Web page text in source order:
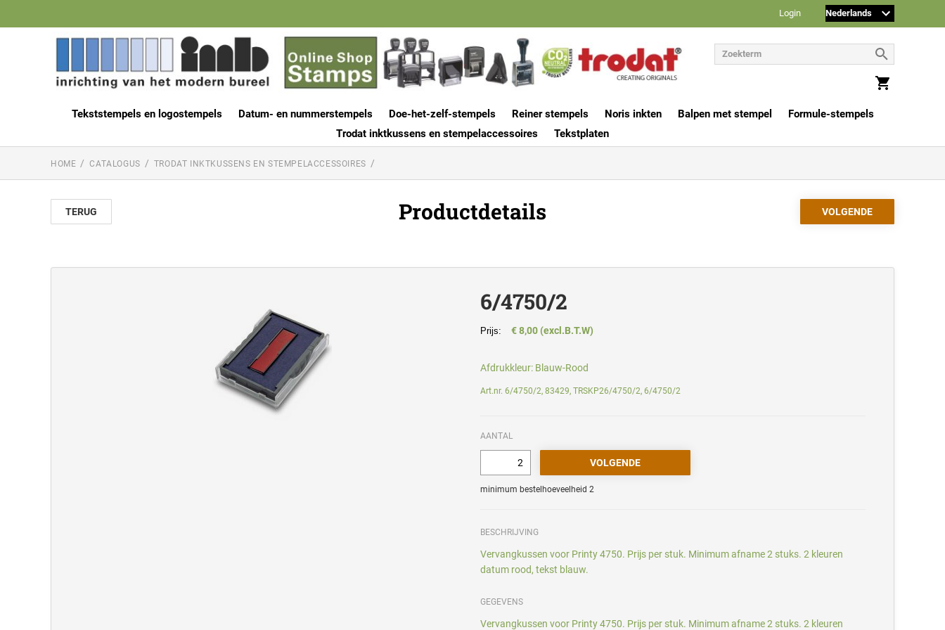
Login
Tekststempels en logostempels Datum- en nummerstempels Doe-het-zelf-stempels Reiner stempels Noris inkten Balpen met stempel
Formule-stempels
Trodat inktkussens en stempelaccessoires
Tekstplaten
HOME CATALOGUS TRODAT INKTKUSSENS EN STEMPELACCESSOIRES
TERUG Productdetails
6/4750/2
Prijs: € 8,00 (excl.B.T.W)
Afdrukkleur: Blauw-Rood
Art.nr. 6/4750/2, 83429, TRSKP26/4750/2, 6/4750/2
AANTAL
minimum bestelhoeveelheid 2
BESCHRIJVING
Vervangkussen voor Printy 4750. Prijs per stuk. Minimum afname 2 stuks. 2 kleuren
datum rood, tekst blauw.
GEGEVENS
Vervangkussen voor Printy 4750. Prijs per stuk. Minimum afname 2 stuks. 2 kleuren